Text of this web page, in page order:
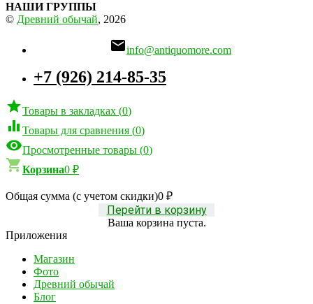
НАШИ ГРУППЫ
© Древний обычай, 2026
info@antiquomore.com
+7 (926) 214-85-35
Товары в закладках (0)
 Товары для сравнения (0)
Просмотренные товары (0)
Корзина0 ₽
Общая сумма (с учетом скидки)0 ₽
Перейти в корзину
Ваша корзина пуста.
Приложения
Магазин
Фото
Древний обычай
Блог